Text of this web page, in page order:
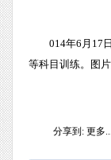
014年6月17
等科目训练。图
分享到: 更多...